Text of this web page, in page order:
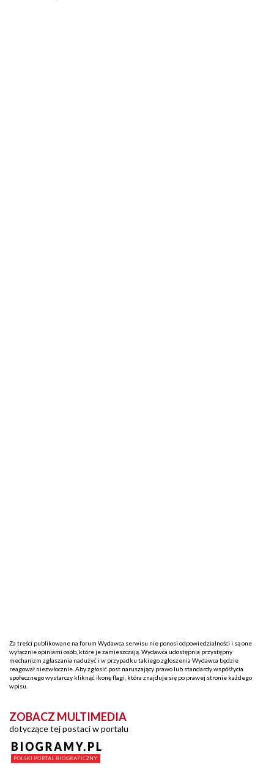
Za treści publikowane na forum Wydawca serwisu nie ponosi odpowiedzialności i są one
wyłącznie opiniami osób, które je zamieszczają. Wydawca udostępnia przystępny
mechanizm zgłaszania nadużyć i w przypadku takiego zgłoszenia Wydawca będzie
reagował niezwłocznie. Aby zgłosić post naruszający prawo lub standardy współżycia
społecznego wystarczy kliknąć ikonę flagi, która znajduje się po prawej stronie każdego
wpisu.
ZOBACZ MULTIMEDIA
dotyczące tej postaci w portalu